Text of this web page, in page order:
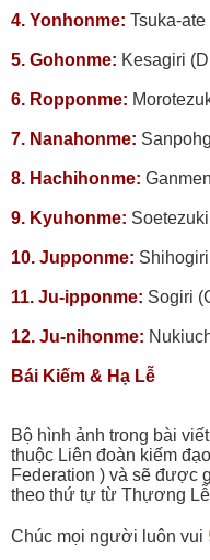
4. Yonhonme: Tsuka-
5. Gohonme: Kesagiri
6. Ropponme:
7. Nanahonme:
8. Hachihonme:
9. Kyuhonme:
10. Jupponme:
11. Ju-ipponme: Sogiri
12. Ju-nihonme:
Bái Kiếm & Hạ Lễ
Bộ hình ảnh trong bài
thuộc Liên đoàn kiếm
Federation ) và sẽ được
theo thứ tự từ Thựơng
Chúc mọi người luôn vui